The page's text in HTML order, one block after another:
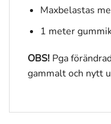
Maxbelastas
1 meter
OBS! Pga
gammalt och nytt